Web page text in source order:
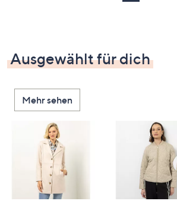
Ausgewählt für dich
Mehr sehen